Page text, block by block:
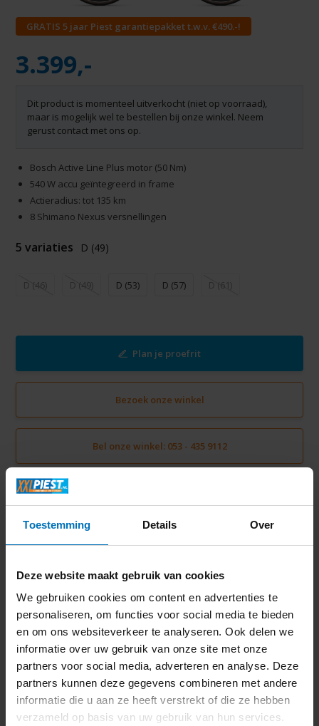
Toestemming Details Over
Deze website maakt gebruik van cookies
We gebruiken cookies om content en advertenties te
personaliseren, om functies voor social media te bieden
en om ons websiteverkeer te analyseren. Ook delen we
informatie over uw gebruik van onze site met onze
partners voor social media, adverteren en analyse. Deze
partners kunnen deze gegevens combineren met andere
informatie die u aan ze heeft verstrekt of die ze hebben
verzameld op basis van uw gebruik van hun services.
GRATIS 5 jaar Piest garantiepakket t.w.v. €490.-!
3.399,-
Dit product is momenteel uitverkocht (niet op voorraad),
maar is mogelijk wel te bestellen bij onze winkel. Neem
gerust contact met ons op.
Bosch Active Line Plus motor (50 Nm)
540 W accu geïntegreerd in frame
Actieradius: tot 135 km
8 Shimano Nexus versnellingen
5 variaties D (49)
D (46) D (49) D (53) D (57) D (61)
Plan je proefrit
Bezoek onze winkel
Bel onze winkel: 053 - 435 9112
Directe levering
Gratis verzending vanaf € 50,-
Volledige thuisinstallatie mogelijk in Twente
Ruim 2000 m2 winkelplezier
Productomschrijving
Specificaties
Delen